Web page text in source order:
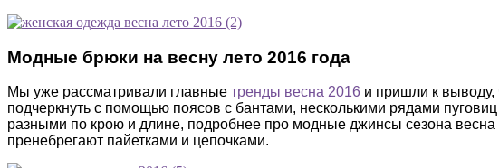
Модные брюки на весну лето 2016 года
Мы уже рассматривали главные тренды весна 2016 и пришли к выводу,
подчеркнуть с помощью поясов с бантами, несколькими рядами
разными по крою и длине, подробнее про модные джинсы сезона весна
пренебрегают пайетками и цепочками.